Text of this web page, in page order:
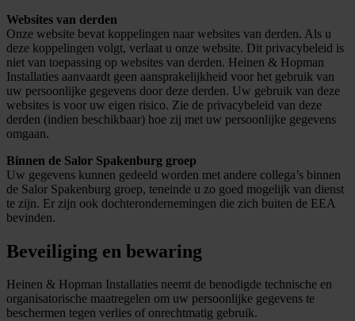
Websites van derden
Onze website bevat koppelingen naar websites van derden. Als u
deze koppelingen volgt, verlaat u onze website. Dit privacybeleid is
niet van toepassing op websites van derden. Heinen & Hopman
Installaties aanvaardt geen aansprakelijkheid voor het gebruik van
uw persoonlijke gegevens door deze derden. Uw gebruik van deze
websites is voor uw eigen risico. Zie de privacybeleid van deze
derden (indien beschikbaar) hoe zij met uw persoonlijke gegevens
omgaan.
Binnen de Salor Spakenburg groep
Uw gegevens kunnen gedeeld worden met andere collega’s binnen
de Salor Spakenburg groep, teneinde u zo goed mogelijk van dienst
te zijn. Er zijn ook dochterondernemingen die zich buiten de EEA
bevinden.
Beveiliging en bewaring
Heinen & Hopman Installaties neemt de benodigde technische en
organisatorische maatregelen om uw persoonlijke gegevens te
beschermen tegen verlies of onrechtmatig gebruik.